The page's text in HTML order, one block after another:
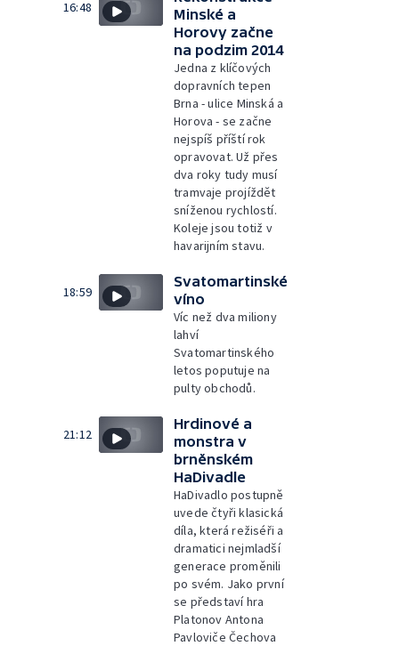
16:48
Minské a
Horovy začne
na podzim 2014
Jedna z klíčových
dopravních tepen
Brna - ulice Minská a
Horova - se začne
nejspíš příští rok
opravovat. Už přes
dva roky tudy musí
tramvaje projíždět
sníženou rychlostí.
Koleje jsou totiž v
havarijním stavu.
18:59
Svatomartinské
víno
Víc než dva miliony
lahví
Svatomartinského
letos poputuje na
pulty obchodů.
21:12
Hrdinové a
monstra v
brněnském
HaDivadle
HaDivadlo postupně
uvede čtyři klasická
díla, která režiséři a
dramatici nejmladší
generace proměnili
po svém. Jako první
se představí hra
Platonov Antona
Pavloviče Čechova